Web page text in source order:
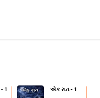
1 એક રાત - 1